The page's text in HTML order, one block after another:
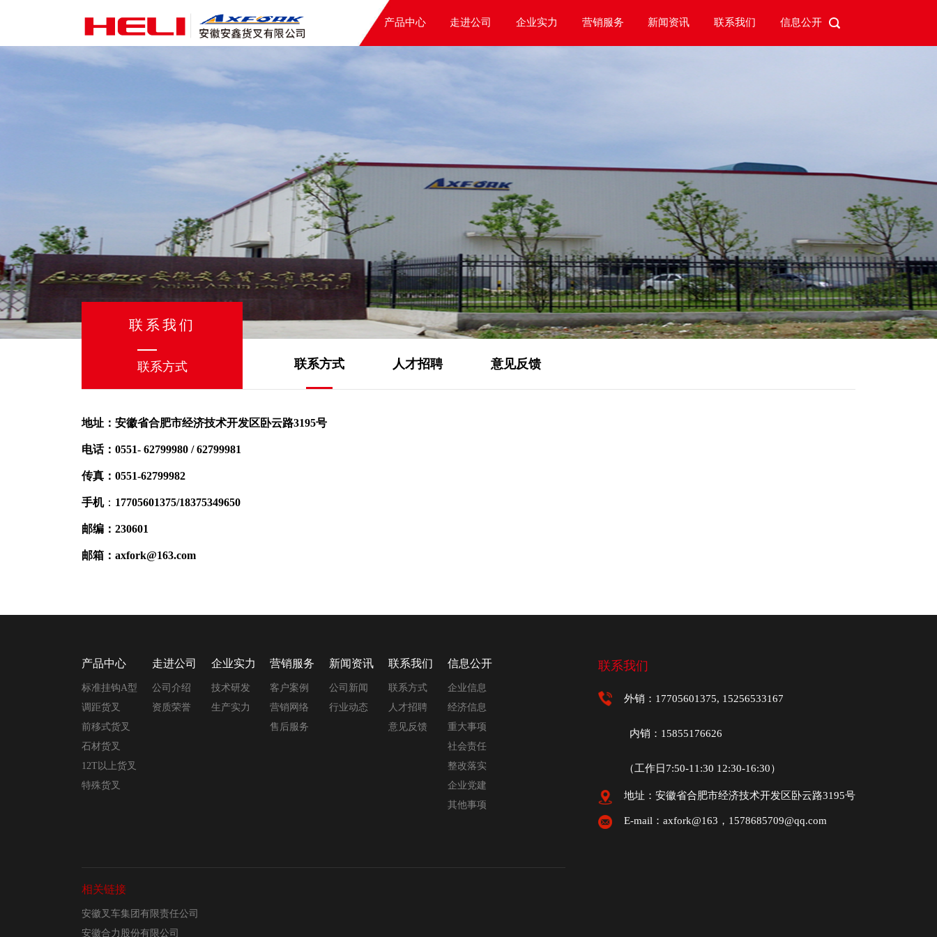
产品中心 走进公司 企业实力 营销服务 新闻资讯 联系我们 信息公开
联系我们
联系方式 联系方式 人才招聘 意见反馈
地址：安徽省合肥市经济技术开发区卧云路3195号
电话： 0551- 62799980 / 62799981
传真： 0551-62799982
手机： 17705601375/18375349650
邮编：230601
邮箱：axfork@163.com
产品中心
标准挂钩A型
调距货叉
前移式货叉
石材货叉
12T以上货叉
特殊货叉
走进公司
公司介绍
资质荣誉
企业实力
技术研发
生产实力
营销服务
客户案例
营销网络
售后服务
新闻资讯
公司新闻
行业动态
联系我们
联系方式
人才招聘
意见反馈
信息公开
企业信息
经济信息
重大事项
社会责任
整改落实
企业党建
其他事项
相关链接
安徽叉车集团有限责任公司
安徽合力股份有限公司
联系我们
外销：17705601375, 15256533167
内销：15855176626
（工作日7:50-11:30 12:30-16:30）
地址：安徽省合肥市经济技术开发区卧云路3195号
E-mail：axfork@163，1578685709@qq.com